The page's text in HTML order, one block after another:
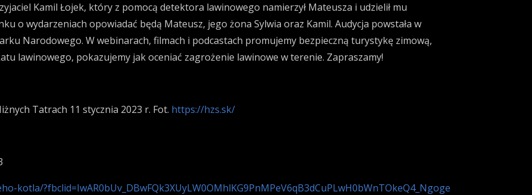
Kamil Łojek, który z pomocą detektora lawinowego namierzył Mateusza i udzielił mu
o wydarzeniach opowiadać będą Mateusz, jego żona Sylwia oraz Kamil. Audycja powstała w
Narodowego. W webinarach, filmach i podcastach promujemy bezpieczną turystykę zimową,
lawinowego, pokazujemy jak oceniać zagrożenie lawinowe w terenie. Zapraszamy!
Tatrach 11 stycznia 2023 r. Fot. https://hzs.sk/
kotla/?fbclid=IwAR0bUv_DBwFQk3XUyLW0OMhlKG9PnMPeV6qB3dCuPLwH0bWnTOkeQ4_Ngoge